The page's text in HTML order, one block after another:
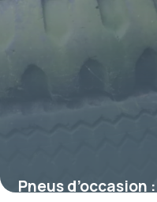
Pneus d’occasion